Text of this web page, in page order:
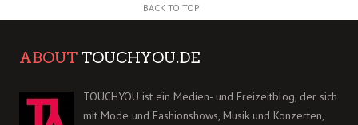
BACK TO TOP
ABOUT TOUCHYOU.DE
TOUCHYOU ist ein Medien- und Freizeitblog, der sich
mit Mode und Fashionshows, Musik und Konzerten,